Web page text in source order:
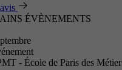
ÉVÈNEMENTS
- École de Paris des